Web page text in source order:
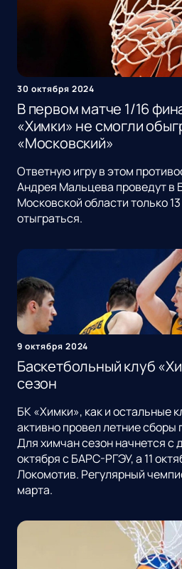
30 октября 2024
В первом матче 1/16
«Химки» не смогли
«Московский»
Ответную игру в этом
Андрея Мальцева проведут в
Московской области только
отыграться.
9 октября 2024
Баскетбольный клуб
сезон
БК «Химки», как и остальные
активно провел летние
Для химчан сезон начнется с
октября с БАРС-РГЭУ, а 11
Локомотив. Регулярный
марта.